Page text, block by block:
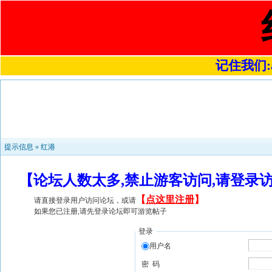
记住我们
提示信息 » 红港
【论坛人数太多,禁止游客访问,请登
请直接登录用户访问论坛，或请 【 点这里注册】
如果您已注册,请先登录论坛即可游览帖子
登录
用户名
密 码